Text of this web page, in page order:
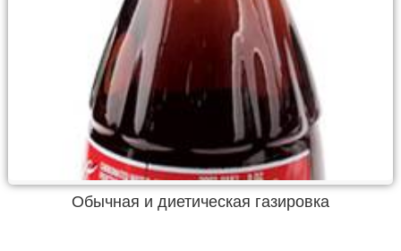
Обычная и диетическая газировка